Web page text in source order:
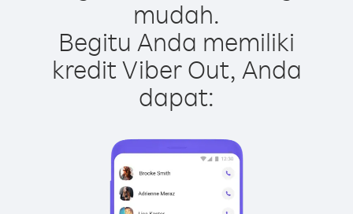
mudah.
Begitu Anda memiliki
kredit Viber Out, Anda
dapat: